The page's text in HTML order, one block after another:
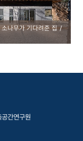
소나무가 기다려준 집
간연구원